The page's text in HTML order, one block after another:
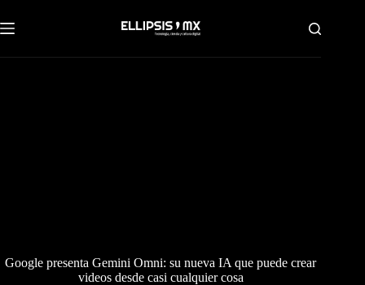
al
contenido
Google presenta Gemini Omni: su nueva IA que puede crear
videos desde casi cualquier cosa